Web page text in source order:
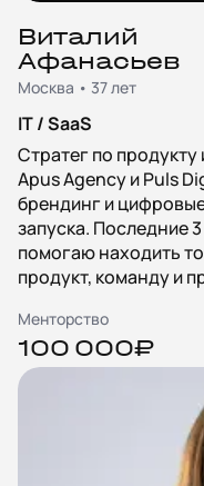
Виталий
Афанасьев
Москва • 37 лет
IT / SaaS
Стратег по
Apus Agency и Puls
брендинг и
запуска. Последние
помогаю находить
продукт, команду и
Менторство
100 000₽